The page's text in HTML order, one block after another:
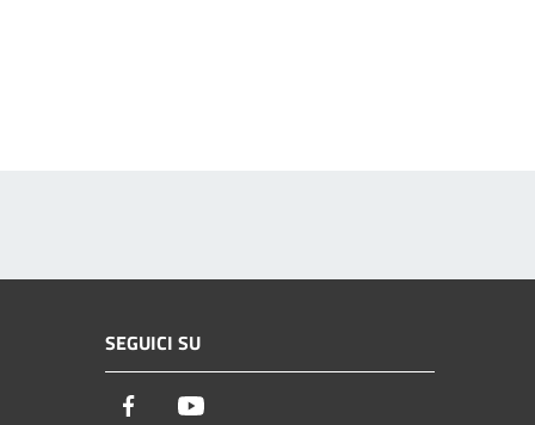
SEGUICI SU
Facebook